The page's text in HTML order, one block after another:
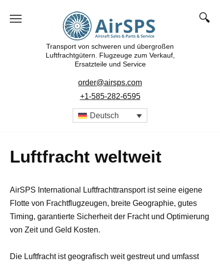
Inhalt
Transport von schweren und übergroßen
Luftfrachtgütern. Flugzeuge zum Verkauf,
Ersatzteile und Service
order@airsps.com
+1-585-282-6595
Deutsch
Luftfracht weltweit
AirSPS International Luftfrachttransport ist seine eigene
Flotte von Frachtflugzeugen, breite Geographie, gutes
Timing, garantierte Sicherheit der Fracht und Optimierung
von Zeit und Geld Kosten.
Die Luftfracht ist geografisch weit gestreut und umfasst